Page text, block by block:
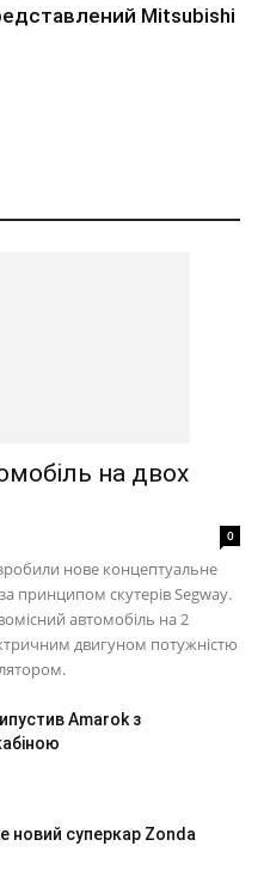
Mitsubishi
на двох
0
нове концептуальне
принципом скутерів Segway.
автомобіль на 2
двигуном потужністю
Amarok з
новий суперкар Zonda